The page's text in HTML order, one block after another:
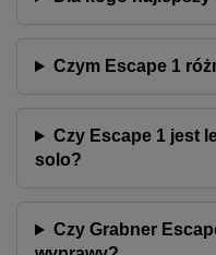
Czym Escape 1
Czy Escape 1 jest
solo?
Czy Grabner